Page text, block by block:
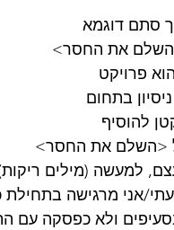
סתם דוגמא
את החסר>
פרויקט
בתחום
להוסיף
<השלם את החסר>
למעשה (מילים
אני מרגישה
ולא כפסקה עם